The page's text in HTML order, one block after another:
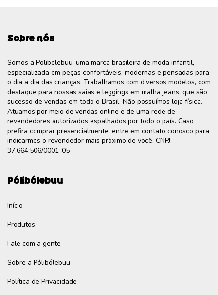
Sobre nós
Somos a Polibolebuu, uma marca brasileira de moda infantil,
especializada em peças confortáveis, modernas e pensadas para
o dia a dia das crianças. Trabalhamos com diversos modelos, com
destaque para nossas saias e leggings em malha jeans, que são
sucesso de vendas em todo o Brasil. Não possuímos loja física.
Atuamos por meio de vendas online e de uma rede de
revendedores autorizados espalhados por todo o país. Caso
prefira comprar presencialmente, entre em contato conosco para
indicarmos o revendedor mais próximo de você. CNPJ:
37.664.506/0001-05
Pólibólebuu
Início
Produtos
Fale com a gente
Sobre a Pólibólebuu
Política de Privacidade